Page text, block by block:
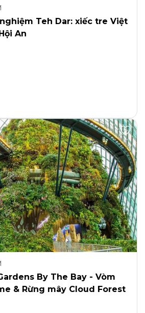
Teh Dar: xiếc tre Việt
An
By The Bay - Vòm
& Rừng mây Cloud Forest